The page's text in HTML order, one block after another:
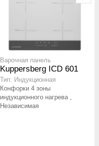
Варочная панель
Kuppersberg ICD 601
Тип: Индукционная
Конфорки 4 зоны
индукционного нагрева ,
Независимая